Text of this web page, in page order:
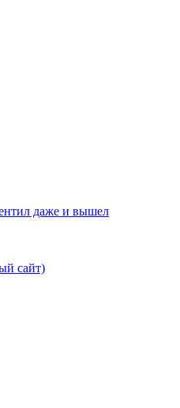
даже и вышел
сайт)